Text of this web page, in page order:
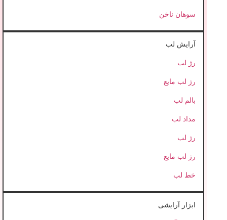
سوهان ناخن
آرایش لب
رژ لب
رژ لب مایع
بالم لب
مداد لب
رژ لب
رژ لب مایع
خط لب
ابزار آرایشی